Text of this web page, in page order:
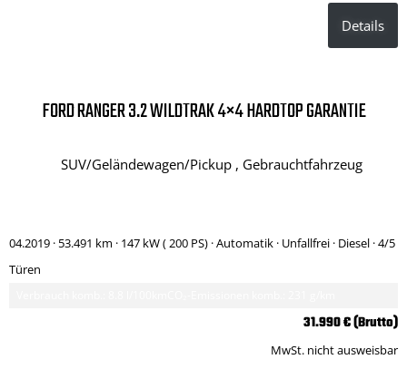
Details
FORD RANGER 3.2 WILDTRAK 4×4 HARDTOP GARANTIE
SUV/Geländewagen/Pickup , Gebrauchtfahrzeug
04.2019 · 53.491 km · 147 kW ( 200 PS) · Automatik · Unfallfrei · Diesel · 4/5
Türen
31.990 € (Brutto)
MwSt. nicht ausweisbar